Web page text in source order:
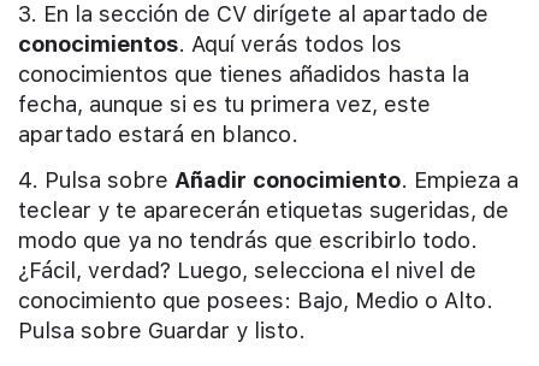
3. En la sección de CV dirígete al apartado de
conocimientos. Aquí verás todos los
conocimientos que tienes añadidos hasta la
fecha, aunque si es tu primera vez, este
apartado estará en blanco.
4. Pulsa sobre Añadir conocimiento. Empieza a
teclear y te aparecerán etiquetas sugeridas, de
modo que ya no tendrás que escribirlo todo.
¿Fácil, verdad? Luego, selecciona el nivel de
conocimiento que posees: Bajo, Medio o Alto.
Pulsa sobre Guardar y listo.